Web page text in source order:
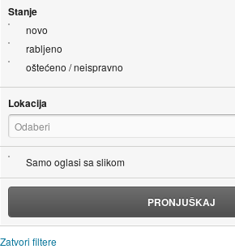
Stanje
novo
rabljeno
oštećeno / neispravno
Lokacija
Odaberi
Samo oglasi sa slikom
PRONJUŠKAJ
Zatvori filtere